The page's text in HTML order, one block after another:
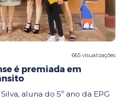
665 visualizações
é premiada em
aluna do 5º ano da EPG